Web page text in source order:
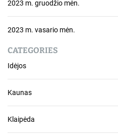
2023 m. gruodžio mėn.
2023 m. vasario mėn.
CATEGORIES
Idėjos
Kaunas
Klaipėda